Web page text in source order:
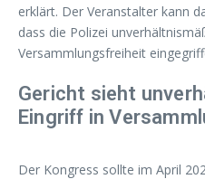
erklärt. Der Veranstalter kann
dass die Polizei
Versammlungsfreiheit
Gericht sieht
Eingriff in
Der Kongress sollte im April